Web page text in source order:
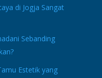
di Jogja Sangat
Sebanding
Estetik yang